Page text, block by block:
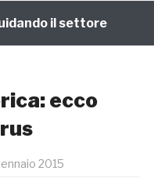
il settore
ecco
2015